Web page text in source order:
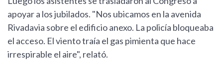
apoyar a los jubilados. "Nos ubicamos en la avenida
Rivadavia sobre el edificio anexo. La policía bloqueaba
el acceso. El viento traía el gas pimienta que hace
irrespirable el aire", relató.